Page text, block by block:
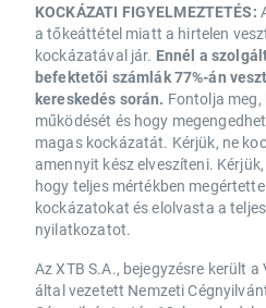
KOCKÁZATI FIGYELMEZTETÉS:
a tőkeáttétel miatt a hirtelen
kockázatával jár. Ennél a
befektetői számlák 77%-án
kereskedés során. Fontolja meg,
működését és hogy
magas kockázatát. Kérjük, ne
amennyit kész elveszíteni.
hogy teljes mértékben
kockázatokat és elolvasta a
nyilatkozatot.
Az XTB S.A., bejegyzésre került
által vezetett Nemzeti